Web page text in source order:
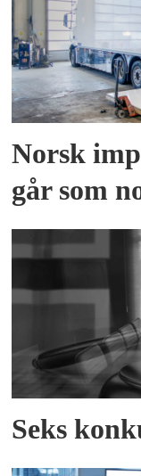
Norsk
går som
Seks